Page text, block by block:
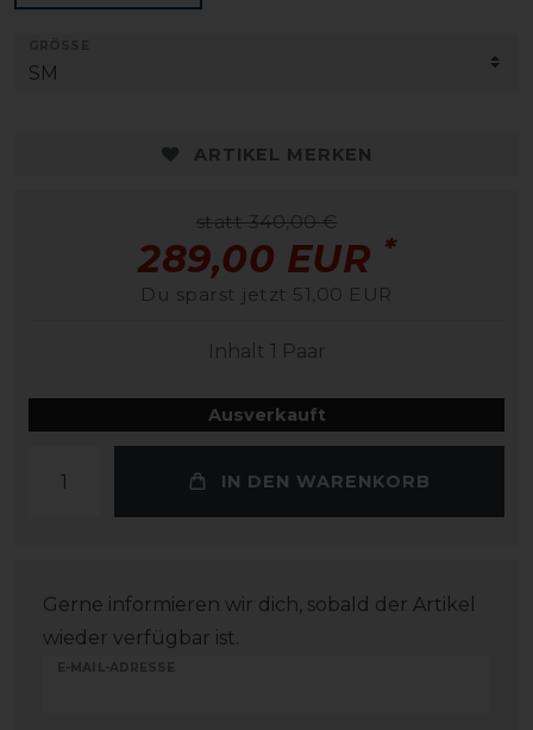
ARTIKEL MERKEN
statt 340,00 €
289,00 EUR *
Du sparst jetzt 51,00 EUR
Inhalt 1 Paar
Ausverkauft
IN DEN WARENKORB
Gerne informieren wir dich, sobald der Artikel
wieder verfügbar ist.
E-MAIL-ADRESSE